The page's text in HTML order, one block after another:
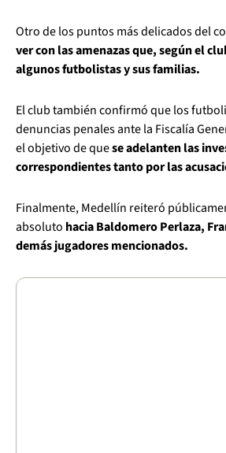
Otro de los puntos más delicados del
ver con las amenazas que, según el
algunos futbolistas y sus familias.
El club también confirmó que los
denuncias penales ante la Fiscalía
el objetivo de quese adelanten las
correspondientes tanto por las
Finalmente, Medellín reiteró
absoluto hacia Baldomero Perlaza,
demás jugadores mencionados.